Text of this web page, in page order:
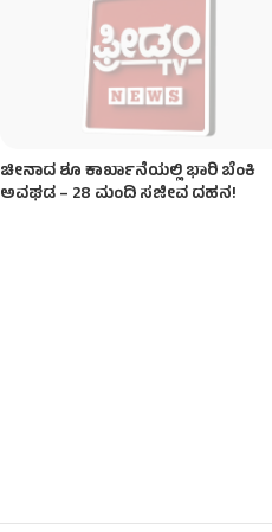
ಚೀನಾದ ಶೂ ಕಾರ್ಖಾನೆಯಲ್ಲಿ ಭಾರಿ ಬೆಂಕಿ
ಅವಘಡ – 28 ಮಂದಿ ಸಜೀವ ದಹನ!